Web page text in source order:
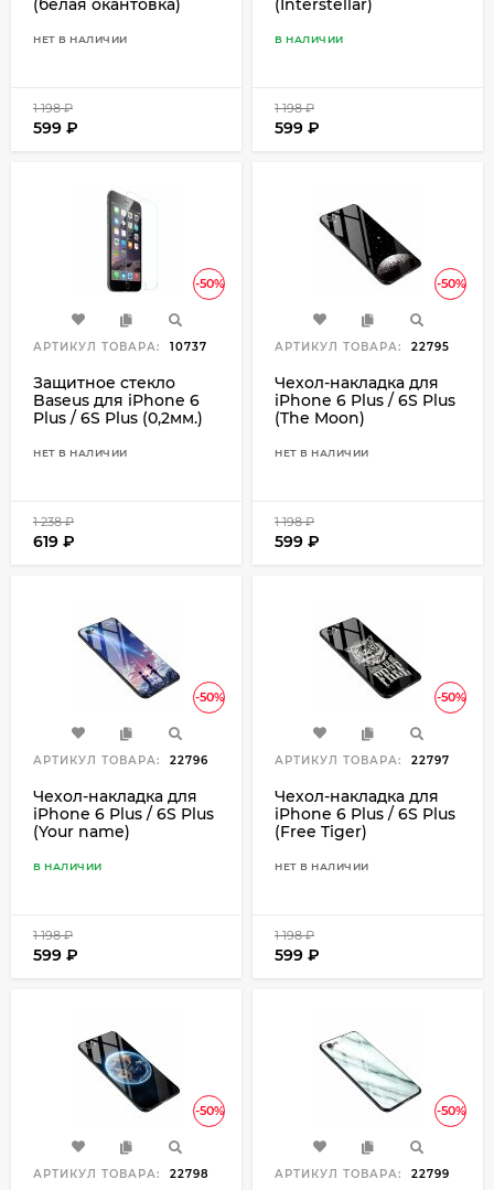
(белая окантовка)
НЕТ В НАЛИЧИИ
1 198₽
599 ₽
(Interstellar)
В НАЛИЧИИ
1 198₽
599 ₽
-50%
АРТИКУЛ ТОВАРА: 10737
Защитное стекло
Baseus для iPhone 6
Plus / 6S Plus (0,2мм.)
НЕТ В НАЛИЧИИ
1 238₽
619 ₽
-50%
АРТИКУЛ ТОВАРА: 22795
Чехол-накладка для
iPhone 6 Plus / 6S Plus
(The Moon)
НЕТ В НАЛИЧИИ
1 198₽
599 ₽
-50%
АРТИКУЛ ТОВАРА: 22796
Чехол-накладка для
iPhone 6 Plus / 6S Plus
(Your name)
В НАЛИЧИИ
1 198₽
599 ₽
-50%
АРТИКУЛ ТОВАРА: 22797
Чехол-накладка для
iPhone 6 Plus / 6S Plus
(Free Tiger)
НЕТ В НАЛИЧИИ
1 198₽
599 ₽
-50%
АРТИКУЛ ТОВАРА: 22798
-50%
АРТИКУЛ ТОВАРА: 22799